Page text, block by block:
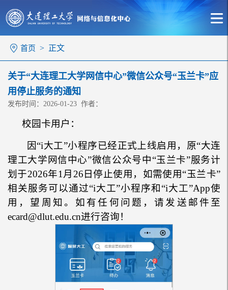
首页 > 正文
关于“大连理工大学网信中心”微信公众号“玉兰卡”应
用停止服务的通知
发布时间：2026-01-23 作者：
校园卡用户：
因“i大工”小程序已经正式上线启用，原“大连
理工大学网信中心”微信公众号中“玉兰卡”服务计
划于2026年1月26日停止使用，如需使用“玉兰卡”
相关服务可以通过“i大工”小程序和“i大工”App使
用，望周知。如有任何问题，请发送邮件至
ecard@dlut.edu.cn进行咨询！